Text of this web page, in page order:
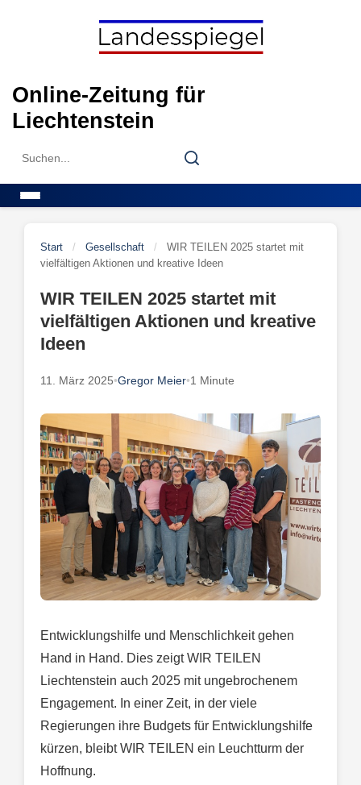
Online-Zeitung für
Liechtenstein
Search
Search
Start / Gesellschaft /
WIR TEILEN 2025 startet mit
vielfältigen Aktionen und kreative Ideen
WIR TEILEN 2025 startet mit
vielfältigen Aktionen und kreative
Ideen
11. März 2025•Gregor Meier•1 Minute
Entwicklungshilfe und Menschlichkeit gehen
Hand in Hand. Dies zeigt WIR TEILEN
Liechtenstein auch 2025 mit ungebrochenem
Engagement. In einer Zeit, in der viele
Regierungen ihre Budgets für Entwicklungshilfe
kürzen, bleibt WIR TEILEN ein Leuchtturm der
Hoffnung.